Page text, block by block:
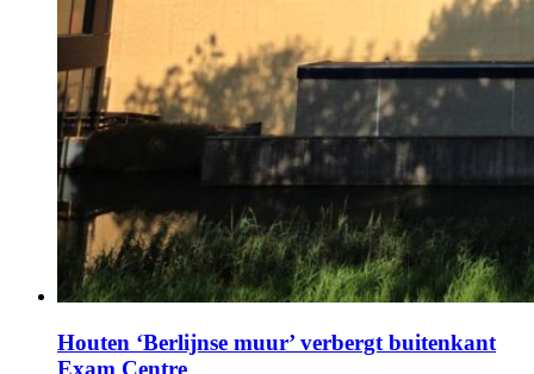
Houten ‘Berlijnse muur’ verbergt buitenkant
Exam Centre